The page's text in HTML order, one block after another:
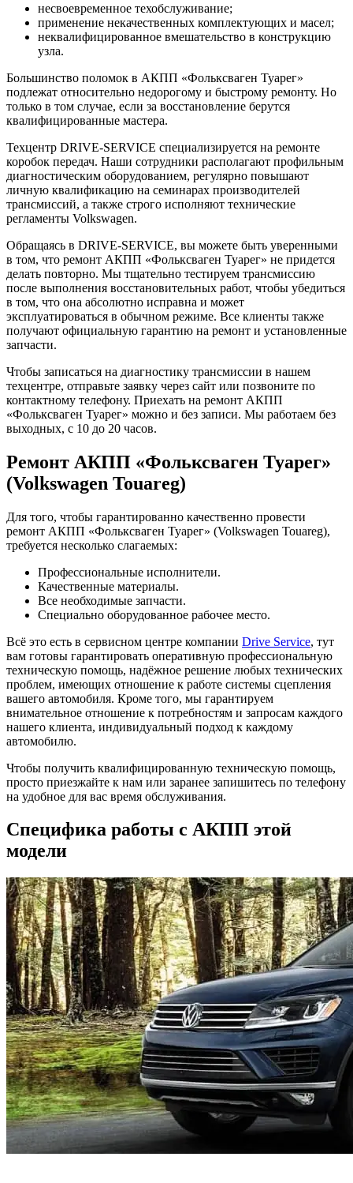
несвоевременное техобслуживание;
применение некачественных комплектующих и масел;
неквалифицированное вмешательство в конструкцию
узла.
Большинство поломок в АКПП «Фольксваген Туарег»
подлежат относительно недорогому и быстрому ремонту. Но
только в том случае, если за восстановление берутся
квалифицированные мастера.
Техцентр DRIVE-SERVICE специализируется на ремонте
коробок передач. Наши сотрудники располагают профильным
диагностическим оборудованием, регулярно повышают
личную квалификацию на семинарах производителей
трансмиссий, а также строго исполняют технические
регламенты Volkswagen.
Обращаясь в DRIVE-SERVICE, вы можете быть уверенными
в том, что ремонт АКПП «Фольксваген Туарег» не придется
делать повторно. Мы тщательно тестируем трансмиссию
после выполнения восстановительных работ, чтобы убедиться
в том, что она абсолютно исправна и может
эксплуатироваться в обычном режиме. Все клиенты также
получают официальную гарантию на ремонт и установленные
запчасти.
Чтобы записаться на диагностику трансмиссии в нашем
техцентре, отправьте заявку через сайт или позвоните по
контактному телефону. Приехать на ремонт АКПП
«Фольксваген Туарег» можно и без записи. Мы работаем без
выходных, с 10 до 20 часов.
Ремонт АКПП «Фольксваген Туарег»
(Volkswagen Touareg)
Для того, чтобы гарантированно качественно провести
ремонт АКПП «Фольксваген Туарег» (Volkswagen Touareg),
требуется несколько слагаемых:
Профессиональные исполнители.
Качественные материалы.
Все необходимые запчасти.
Специально оборудованное рабочее место.
Всё это есть в сервисном центре компании Drive Service, тут
вам готовы гарантировать оперативную профессиональную
техническую помощь, надёжное решение любых технических
проблем, имеющих отношение к работе системы сцепления
вашего автомобиля. Кроме того, мы гарантируем
внимательное отношение к потребностям и запросам каждого
нашего клиента, индивидуальный подход к каждому
автомобилю.
Чтобы получить квалифицированную техническую помощь,
просто приезжайте к нам или заранее запишитесь по телефону
на удобное для вас время обслуживания.
Специфика работы с АКПП этой
модели